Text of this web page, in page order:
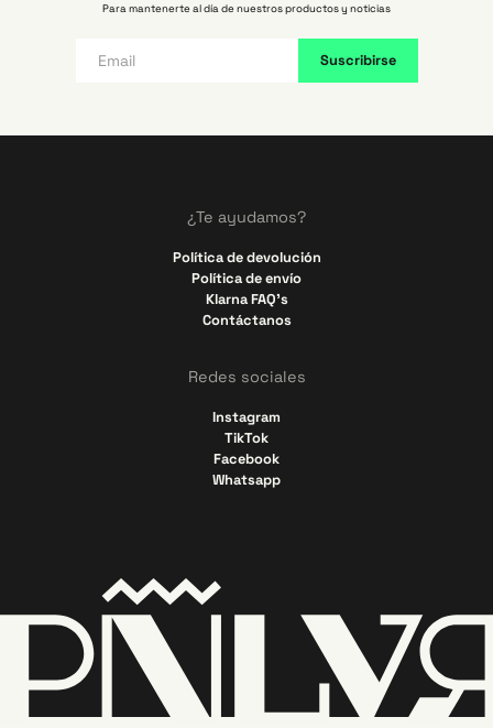
Para mantenerte al día de nuestros productos y noticias
¿Te ayudamos?
Política de devolución
Política de envío
Klarna FAQ's
Contáctanos
Redes sociales
Instagram
TikTok
Facebook
Whatsapp